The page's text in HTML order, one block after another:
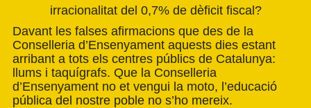
irracionalitat del 0,7% de dèficit fiscal?
Davant les falses afirmacions que des de la
Conselleria d’Ensenyament aquests dies estant
arribant a tots els centres públics de Catalunya:
llums i taquígrafs. Que la Conselleria
d’Ensenyament no et vengui la moto, l’educació
pública del nostre poble no s’ho mereix.